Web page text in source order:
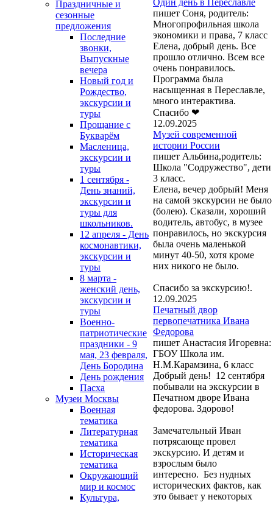
Праздничные и
сезонные
предложения
Последние
звонки,
Выпускные
вечера
Новый год и
Рождество,
экскурсии и
туры
Прощание с
Букварём
Масленица,
экскурсии и
туры
1 сентября -
День знаний,
экскурсии и
туры для
школьников.
12 апреля - День
космонавтики,
экскурсии и
туры
8 марта -
женский день,
экскурсии и
туры
Военно-
патриотические
праздники - 9
мая, 23 февраля,
День Бородина
День рождения
Пасха
Музеи Москвы
Военная
тематика
Литературная
тематика
Историческая
тематика
Окружающий
мир и космос
Культура,
пишет Соня, родитель:
Многопрофильная школа
экономики и права, 7 класс
Елена, добрый день. Все
прошло отлично. Всем все
очень понравилось.
Программа была
насыщенная в Переславле,
много интерактива.
Спасибо ❤
12.09.2025
Музей современной
истории России
пишет Альбина,родитель:
Школа "Содружество", дети
3 класс.
Елена, вечер добрый! Меня
на самой экскурсии не было
(болею). Сказали, хороший
водитель, автобус, в музее
понравилось, но экскурсия
была очень маленькой
минут 40-50, хотя кроме
них никого не было.
Спасибо за экскурсию!.
12.09.2025
Печатный двор
первопечатника Ивана
Федорова
пишет Анастасия Игоревна:
ГБОУ Школа им.
Н.М.Карамзина, 6 класс
Добрый день! 12 сентября
побывали на экскурсии в
Печатном дворе Ивана
федорова. Здорово!
Замечательный Иван
потрясающе провел
экскурсию. И детям и
взрослым было
интересно. Без нудных
исторических фактов, как
это бывает у некоторых